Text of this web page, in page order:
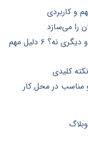
چرا یک لباس حال‌تان را خوب می‌کند و دیگری نه؟ ۶ دلیل مهم
وبلاگ